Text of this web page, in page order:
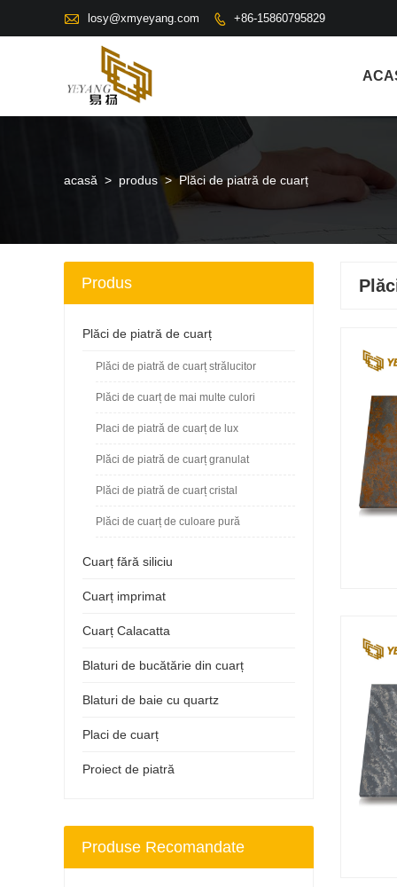
 losy@xmyeyang.com  +86-15860795829
acasă > produs > Plăci de piatră de cuarț
Produs
Plăci de piatră de cuarț
Plăci de piatră de cuarț strălucitor
Plăci de cuarț de mai multe culori
Placi de piatră de cuarț de lux
Plăci de piatră de cuarț granulat
Plăci de piatră de cuarț cristal
Plăci de cuarț de culoare pură
Cuarț fără siliciu
Cuarț imprimat
Cuarț Calacatta
Blaturi de bucătărie din cuarț
Blaturi de baie cu quartz
Placi de cuarț
Proiect de piatră
Produse Recomandate